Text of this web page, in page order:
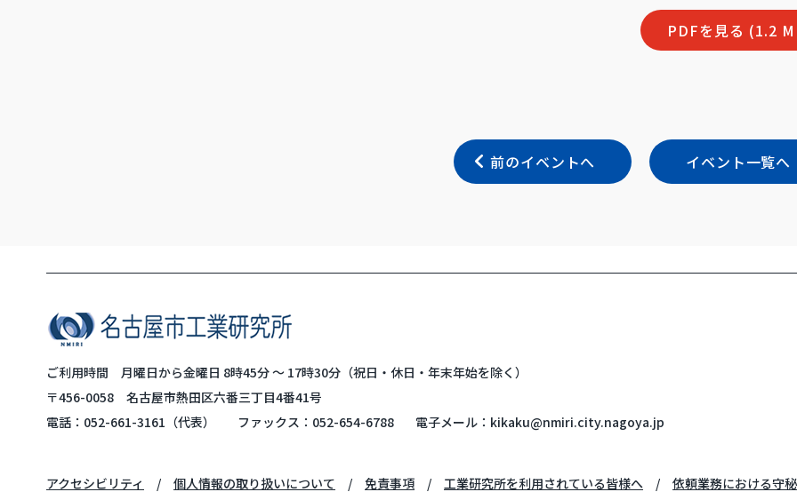
PDFを見る (1.2
前のイベントへ イベント一覧へ
ご利用時間 月曜日から金曜日 8時45分 ～ 17時30分（祝日・休日・年末年始を除く）
〒456-0058 名古屋市熱田区六番三丁目4番41号
電話： 052-661-3161 （代表） ファックス：052-654-6788 電子メール： kikaku@nmiri.city.nagoya.jp
アクセシビリティ 個人情報の取り扱いについて 免責事項 工業研究所を利用されている皆様へ 依頼業務における守